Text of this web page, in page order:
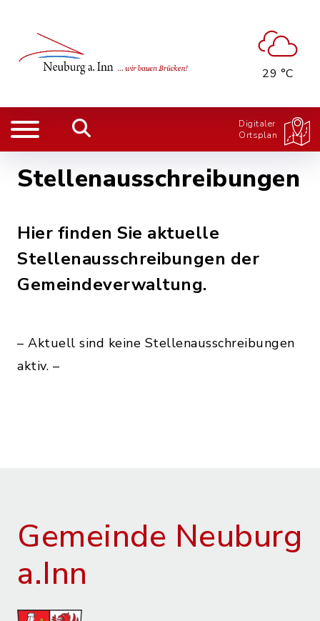
29 °C
Digitaler
Ortsplan
Stellenausschreibungen
Hier finden Sie aktuelle
Stellenausschreibungen der
Gemeindeverwaltung.
– Aktuell sind keine Stellenausschreibungen
aktiv. –
Gemeinde Neuburg
a.Inn